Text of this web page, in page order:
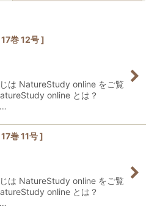
り込む
巻 12号 ]
は NatureStudy online をご覧
online とは？
巻 11号 ]
は NatureStudy online をご覧
online とは？